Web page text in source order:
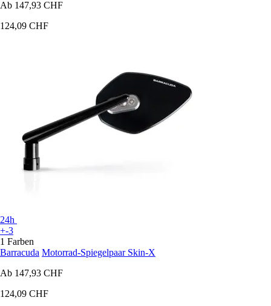
Ab 147,93 CHF
124,09 CHF
24h
+-3
1 Farben
Barracuda Motorrad-Spiegelpaar Skin-X
Ab 147,93 CHF
124,09 CHF